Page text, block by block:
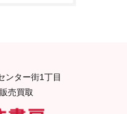
ンター街1丁目
売買取